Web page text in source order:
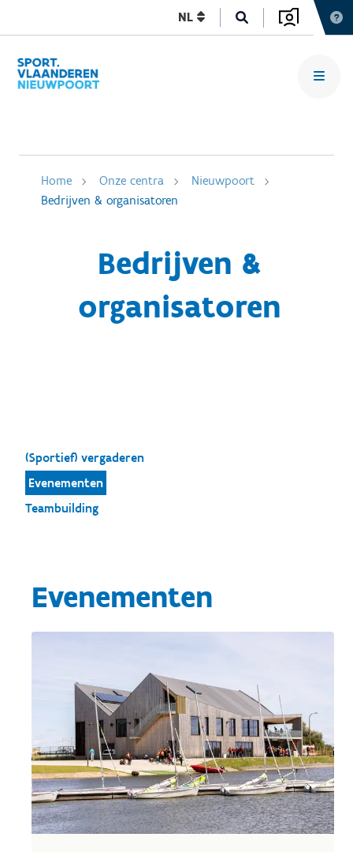
NL
Home Onze centra
Nieuwpoort
Bedrijven & organisatoren
Bedrijven &
organisatoren
(Sportief) vergaderen
Evenementen
Teambuilding
Evenementen